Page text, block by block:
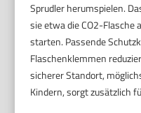
Sprudler herumspielen.
sie etwa die CO2-Flasche
starten. Passende
Flaschenklemmen
sicherer Standort,
Kindern, sorgt zusätzlich